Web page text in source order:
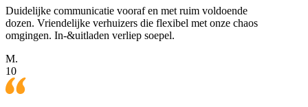
Duidelijke communicatie vooraf en met ruim voldoende
dozen. Vriendelijke verhuizers die flexibel met onze chaos
omgingen. In-&uitladen verliep soepel.
M.
10